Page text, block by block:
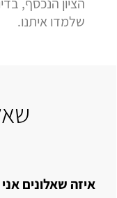
הציון הנכסף,
שלמדו איתנו.
איזה שאלונים